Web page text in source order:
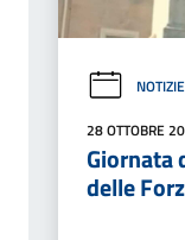
NOTIZIE
28 OTTOBRE
Giornata
delle